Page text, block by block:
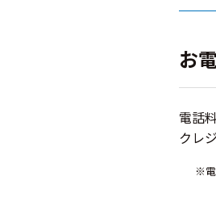
お
電話
クレ
※電